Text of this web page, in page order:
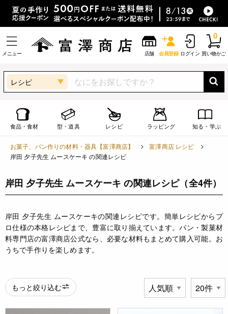
メニュー 店舗 会員登録 ログイン 買い物かご
0
レシピ
食品・食材 型・道具 レシピ ラッピング 知る・学ぶ
お菓子、パン作りの材料・器具【富澤商店】
富澤商店 レシピ
岸田 夕子先生 ムースケーキ の関連レシピ
岸田 夕子先生 ムースケーキ の関連レシピ（全4件）
岸田 夕子先生 ムースケーキの関連レシピです。簡単レシピからプ
ロ仕様の本格レシピまで、豊富に取り揃えています。パン・製菓材
料専門店の富澤商店公式なら、必要な材料もまとめて購入可能。お
うちで手作りを楽しめます。
もっと絞り込む